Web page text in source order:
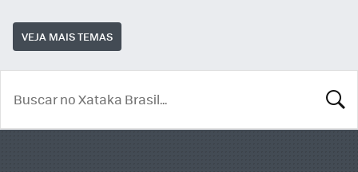
VEJA MAIS TEMAS